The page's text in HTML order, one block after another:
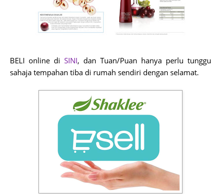
BELI online di SINI, dan Tuan/Puan hanya perlu tunggu
sahaja tempahan tiba di rumah sendiri dengan selamat.